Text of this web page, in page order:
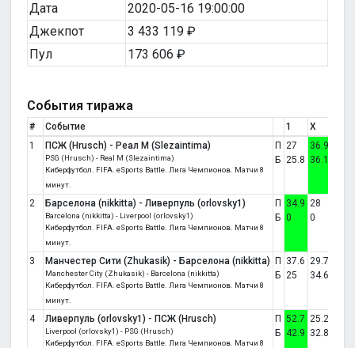
Дата
2020-05-16 19:00:00
Джекпот
3 433 119 ₽
Пул
173 606 ₽
События тиража
# Событие 1 X
1
ПСЖ (Hrusch) - Реал М (Slezaintima)
PSG (Hrusch) - Real M (Slezaintima)
Киберфутбол. FIFA. eSports Battle. Лига Чемпионов. Матчи 8
минут.
П
Б
27
25.8
36.9
36.1
2 Барселона (nikkitta) - Ливерпуль (orlovsky1)
Barcelona (nikkitta) - Liverpool (orlovsky1)
Киберфутбол. FIFA. eSports Battle. Лига Чемпионов. Матчи 8
минут.
П
Б
34.9
0
28
0
3 Манчестер Сити (Zhukasik) - Барселона (nikkitta)
Manchester City (Zhukasik) - Barcelona (nikkitta)
Киберфутбол. FIFA. eSports Battle. Лига Чемпионов. Матчи 8
минут.
П
Б
37.6
25
29.7
34.6
4 Ливерпуль (orlovsky1) - ПСЖ (Hrusch)
Liverpool (orlovsky1) - PSG (Hrusch)
Киберфутбол. FIFA. eSports Battle. Лига Чемпионов. Матчи 8
П
Б
52.7
42.9
25.2
32.8